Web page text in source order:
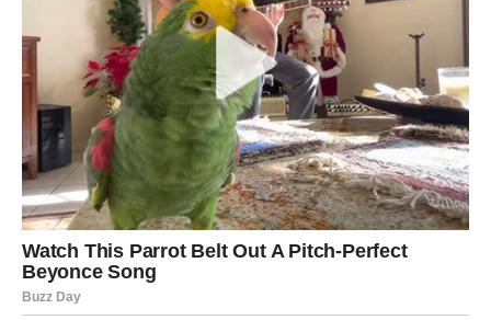
podršku, dok slobodni Jarčevi imaju šansu za početak
ozbiljne veze.
Vodolija
Vodolijama naredni dani donose inspiraciju i priliku da
pokrenu projekat o kojem dugo razmišljaju. Kreativne
ideje sada mogu donijeti i finansijsku korist.
U ljubavi slijedi iskren razgovor koji će razjasniti sve
nedoumice.